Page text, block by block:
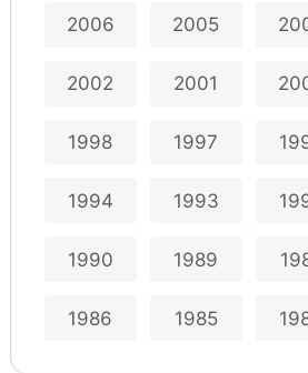
2006 2005
2002 2001
1998 1997
1994 1993
1990 1989
1986 1985